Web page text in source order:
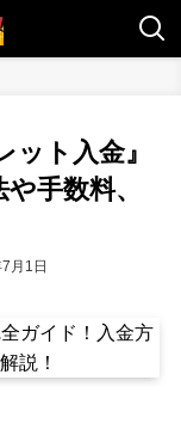
ット入金』
手数料、
月1日